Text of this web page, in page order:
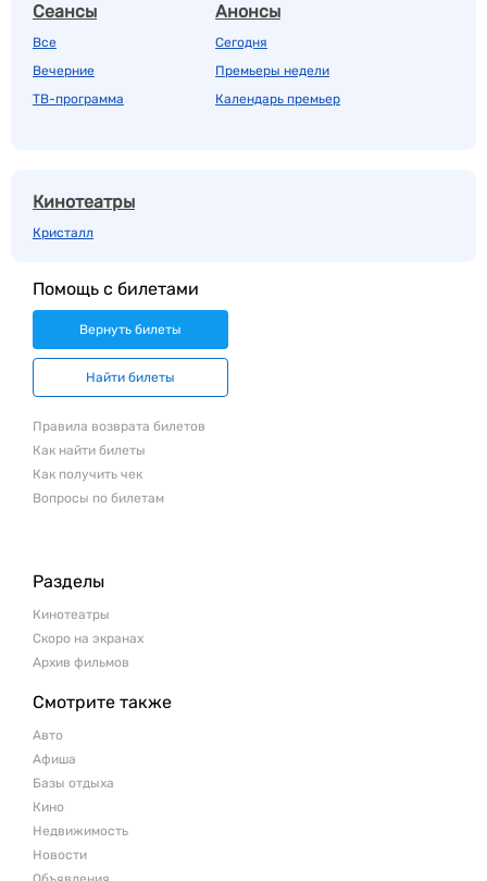
Сеансы
Все
Вечерние
ТВ-программа
Анонсы
Сегодня
Премьеры недели
Календарь премьер
Кинотеатры
Кристалл
Помощь с билетами
Вернуть билеты
Найти билеты
Правила возврата билетов
Как найти билеты
Как получить чек
Вопросы по билетам
Разделы
Кинотеатры
Скоро на экранах
Архив фильмов
Смотрите также
Авто
Афиша
Базы отдыха
Кино
Недвижимость
Новости